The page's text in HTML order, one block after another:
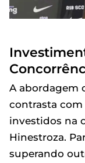
A abordagem
contrasta com
investidos na
Hinestroza.
superando